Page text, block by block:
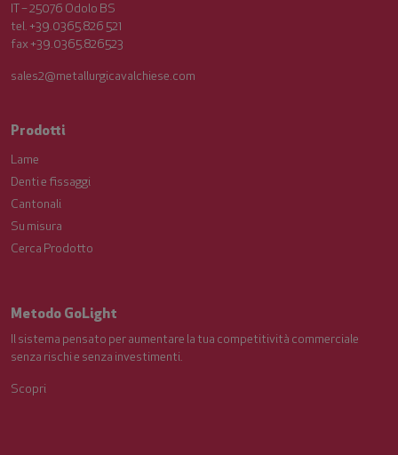
IT – 25076 Odolo BS
tel. +39.0365.826 521
fax +39.0365.826523
sales2@metallurgicavalchiese.com
Prodotti
Lame
Denti e fissaggi
Cantonali
Su misura
Cerca Prodotto
Metodo GoLight
Il sistema pensato per aumentare la tua competitività commerciale
senza rischi e senza investimenti.
Scopri